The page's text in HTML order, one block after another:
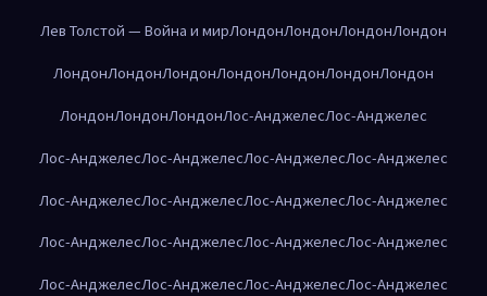
Лев Толстой — Война и мирЛондонЛондонЛондонЛондон
ЛондонЛондонЛондонЛондонЛондонЛондонЛондон
ЛондонЛондонЛондонЛос-АнджелесЛос-Анджелес
Лос-АнджелесЛос-АнджелесЛос-АнджелесЛос-Анджелес
Лос-АнджелесЛос-АнджелесЛос-АнджелесЛос-Анджелес
Лос-АнджелесЛос-АнджелесЛос-АнджелесЛос-Анджелес
Лос-АнджелесЛос-АнджелесЛос-АнджелесЛос-Анджелес